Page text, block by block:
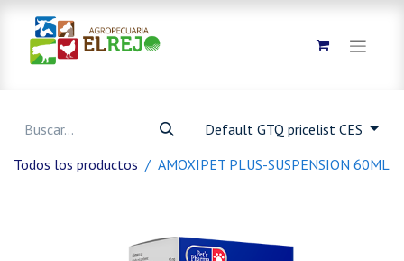
Default GTQ pricelist CES
Todos los productos
AMOXIPET PLUS-SUSPENSION 60ML